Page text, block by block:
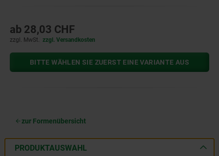
ab 28,03 CHF
zzgl. MwSt. zzgl. Versandkosten
BITTE WÄHLEN SIE ZUERST EINE VARIANTE AUS
zur Formenübersicht
PRODUKTAUSWAHL